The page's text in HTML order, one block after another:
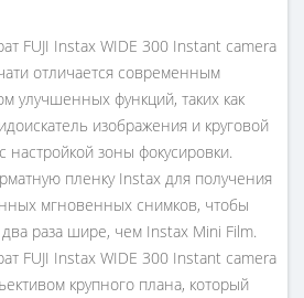
FUJI Instax WIDE 300 Instant camera
отличается современным
улучшенных функций, таких как
изображения и круговой
настройкой зоны фокусировки.
пленку Instax для получения
мгновенных снимков, чтобы
раза шире, чем Instax Mini Film.
FUJI Instax WIDE 300 Instant camera
крупного плана, который